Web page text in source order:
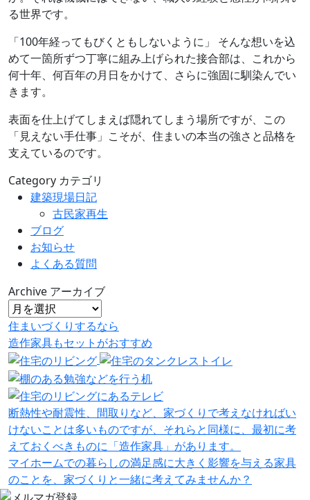
る世界です。
「100年経ってもびくともしないように」 そんな想いを込
めて一箇所ずつ丁寧に組み上げられた接合部は、これから
何十年、何百年の月日をかけて、さらに強固に馴染んでい
きます。
表面を仕上げてしまえば隠れてしまう場所ですが、この
「見えない手仕事」こそが、住まいの本当の強さと品格を
支えているのです。
Category カテゴリ
建築現場日記
古民家再生
ブログ
お知らせ
よくある質問
Archive アーカイブ
住まいづくりするなら
造作家具もセット がおすすめ
断熱性や耐震性、間取りなど、家づくりで考えなければい
けないことは多いものですが、それらと同様に、最初に考
えておくべきものに「造作家具」があります。
マイホームでの暮らしの満足感に大きく影響を与える家具
のことを、家づくりと一緒に考えてみませんか？